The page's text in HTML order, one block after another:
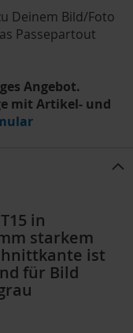
Deinem Bild/Foto
Passepartout
Angebot.
mit Artikel- und
in
starkem
ist
für Bild